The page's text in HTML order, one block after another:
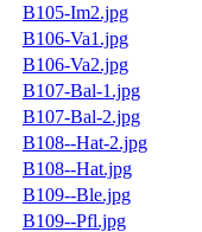
B105-Im2.jpg
B106-Va1.jpg
B106-Va2.jpg
B107-Bal-1.jpg
B107-Bal-2.jpg
B108--Hat-2.jpg
B108--Hat.jpg
B109--Ble.jpg
B109--Pfl.jpg